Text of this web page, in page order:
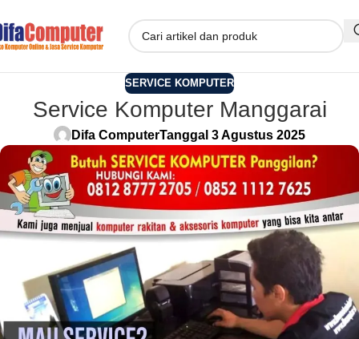
SERVICE KOMPUTER
Service Komputer Manggarai
Difa ComputerTanggal 3 Agustus 2025